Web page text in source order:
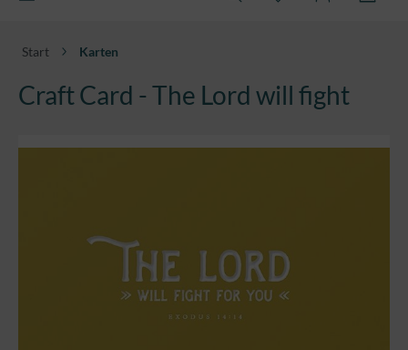
Start Karten
Craft Card - The Lord will fight
Bildergalerie überspringen